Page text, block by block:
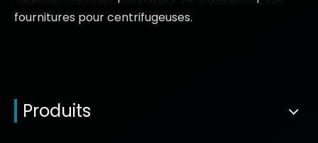
fournitures pour centrifugeuses.
Produits